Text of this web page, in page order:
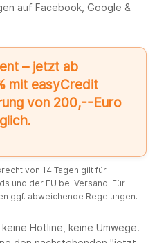
auf Facebook, Google &
– jetzt ab
mit easyCredit
von 200,--Euro
von 14 Tagen gilt für
und der EU bei Versand. Für
ggf. abweichende Regelungen.
Hotline, keine Umwege.